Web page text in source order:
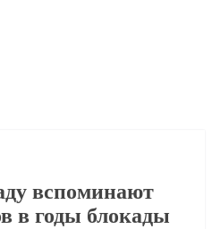
вспоминают
в годы блокады